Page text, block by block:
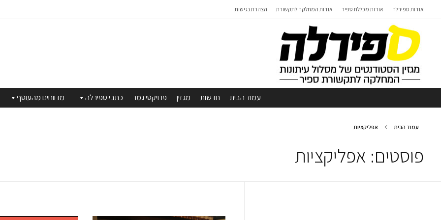
אודות ספירלה אודות מכללת ספיר אודות המחלקה לתקשורת הצהרת נגישות
עמוד הבית חדשות מגזין פרויקטי גמר כתבי ספירלה מדווחים מהעוטף
עמוד הבית אפליקציות
פוסטים: אפליקציות